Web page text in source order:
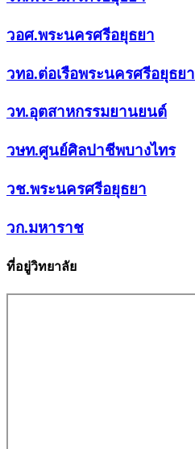
วอศ.พระนครศรีอยุธยา
วทอ.ต่อเรือพระนครศรีอยุธยา
วท.อุตสาหกรรมยานยนต์
วษท.ศูนย์ศิลปาชีพบางไทร
วช.พระนครศรีอยุธยา
วก.มหาราช
ที่อยู่วิทยาลัย